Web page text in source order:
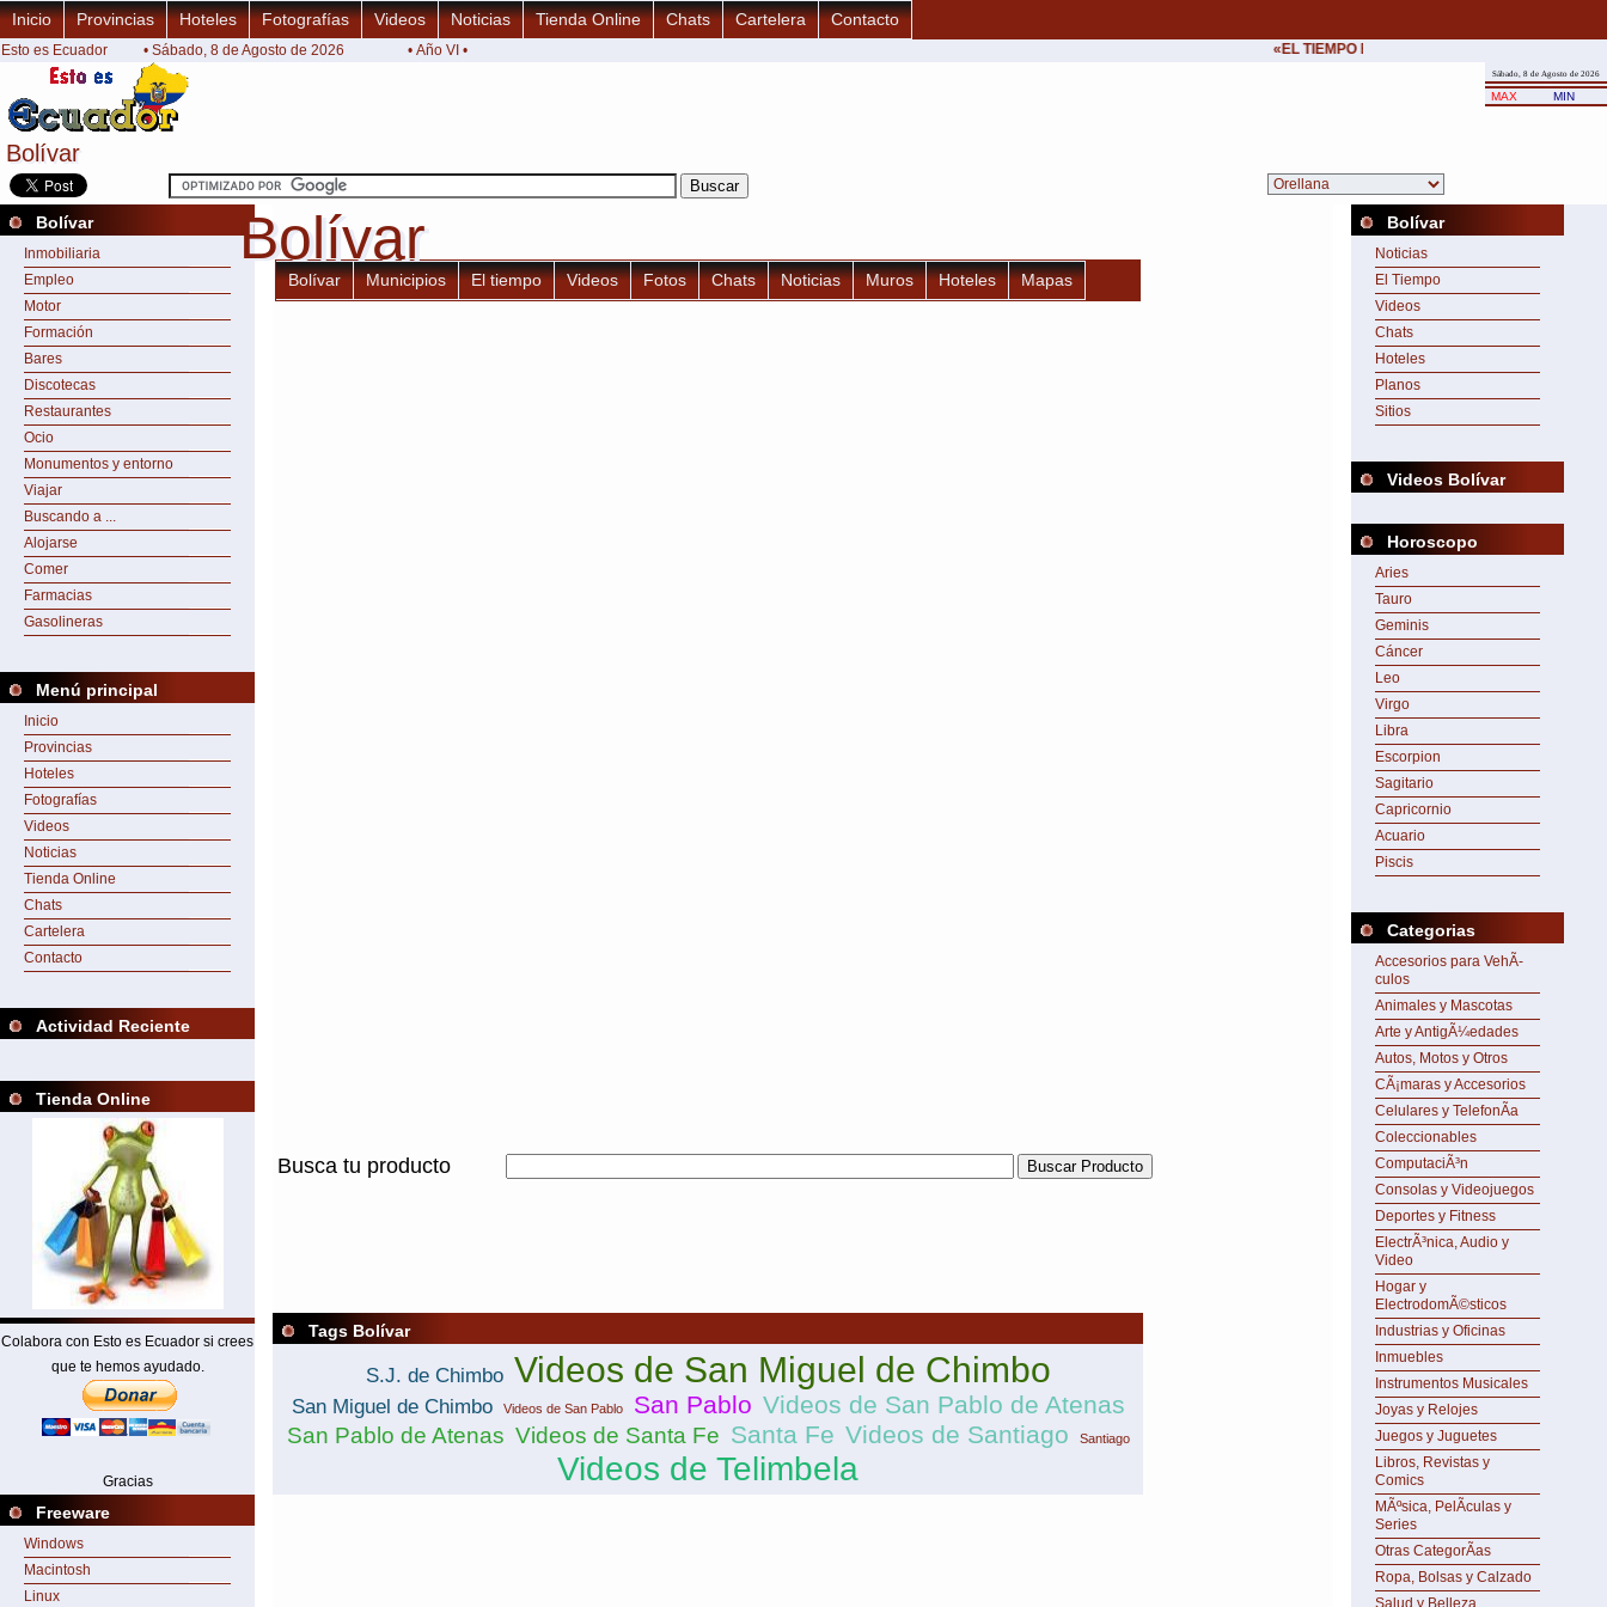
Bolívar
Bolívar
Inicio Provincias Hoteles Fotografías Videos Noticias Tienda Online Chats Cartelera Contacto
Esto es Ecuador • Sábado, 8 de Agosto de 2026 • Año VI • «EL TIEMPO ES EL ÁNGEL DEL HOMBRE.»
Sábado, 8 de Agosto de 2026
MAX MIN
Bolívar
Inmobiliaria
Empleo
Motor
Formación
Bares
Discotecas
Restaurantes
Ocio
Monumentos y entorno
Viajar
Buscando a ...
Alojarse
Comer
Farmacias
Gasolineras
Menú principal
Inicio
Provincias
Hoteles
Fotografías
Videos
Noticias
Tienda Online
Chats
Cartelera
Contacto
Actividad Reciente
Tienda Online
Colabora con Esto es Ecuador si crees
que te hemos ayudado.
Gracias
Freeware
Windows
Macintosh
Linux
Bolívar
Bolívar
Bolívar Municipios El tiempo Videos Fotos Chats Noticias Muros Hoteles Mapas
Busca tu producto
Tags Bolívar
S.J. de Chimbo Videos de San Miguel de Chimbo
San Miguel de Chimbo Videos de San Pablo San Pablo Videos de San Pablo de Atenas
San Pablo de Atenas Videos de Santa Fe Santa Fe Videos de Santiago Santiago
Videos de Telimbela
Bolívar
Noticias
El Tiempo
Videos
Chats
Hoteles
Planos
Sitios
Videos Bolívar
Horoscopo
Aries
Tauro
Geminis
Cáncer
Leo
Virgo
Libra
Escorpion
Sagitario
Capricornio
Acuario
Piscis
Categorias
Accesorios para VehÃ­
culos
Animales y Mascotas
Arte y AntigÃ¼edades
Autos, Motos y Otros
CÃ¡maras y Accesorios
Celulares y TelefonÃ­a
Coleccionables
ComputaciÃ³n
Consolas y Videojuegos
Deportes y Fitness
ElectrÃ³nica, Audio y
Video
Hogar y
ElectrodomÃ©sticos
Industrias y Oficinas
Inmuebles
Instrumentos Musicales
Joyas y Relojes
Juegos y Juguetes
Libros, Revistas y
Comics
MÃºsica, PelÃ­culas y
Series
Otras CategorÃ­as
Ropa, Bolsas y Calzado
Salud y Belleza